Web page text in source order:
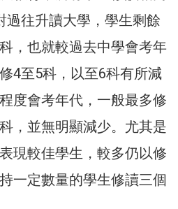
過往升讀大學，學生剩餘
，也就較過去中學會考年
4至5科，以至6科有所減
度會考年代，一般最多修
，並無明顯減少。尤其是
現較佳學生，較多仍以修
一定數量的學生修讀三個